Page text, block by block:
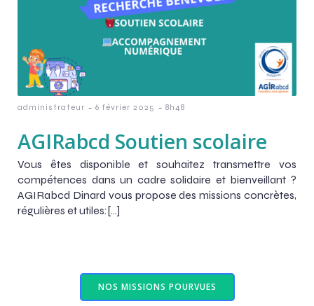
administrateur - 6 février 2025 - 8h48
AGIRabcd Soutien scolaire
Vous êtes disponible et souhaitez transmettre vos
compétences dans un cadre solidaire et bienveillant ?
AGIRabcd Dinard vous propose des missions concrètes,
régulières et utiles:[…]
NOS MISSIONS POURVUES